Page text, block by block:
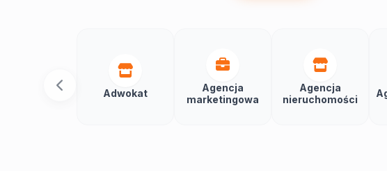
Adwokat
Agencja
marketingowa
Agencja
nieruchomości